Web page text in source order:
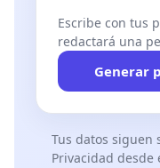
Escribe con tus
redactará una
Generar
Tus datos siguen
Privacidad desde